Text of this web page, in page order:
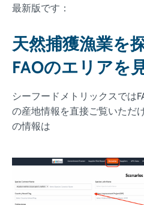
最新版です：
天然捕獲漁業を
FAOのエリアを
シーフードメトリックスでは
の産地情報を直接ご覧いただ
の情報は